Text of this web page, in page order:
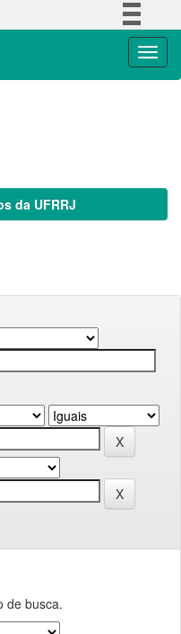
da UFRRJ
de busca.